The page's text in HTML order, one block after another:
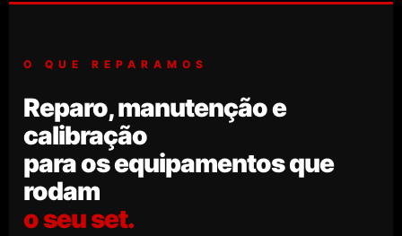
O QUE REPARAMOS
Reparo, manutenção e
calibração
para os equipamentos que
rodam
o seu set.